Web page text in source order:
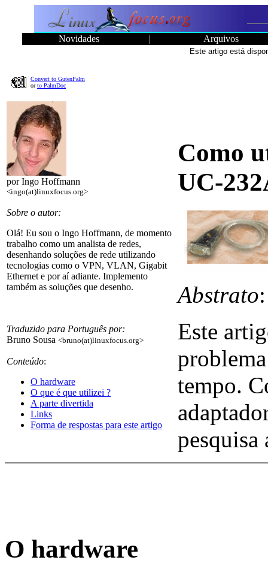
Novidades | Arquivos
Este artigo está
Convert to GutenPalm
orto PalmDoc
por Ingo Hoffmann
<ingo(at)linuxfocus.org>
Sobre o autor:
Olá! Eu sou o Ingo Hoffmann, de momento
trabalho como um analista de redes,
desenhando soluções de rede utilizando
tecnologias como o VPN, VLAN, Gigabit
Ethernet e por aí adiante. Implemento
também as soluções que desenho.
Traduzido para Português por:
Bruno Sousa <bruno(at)linuxfocus.org>
Conteúdo:
O hardware
O que é que utilizei ?
A parte divertida
Links
Forma de respostas para este artigo
Como
UC-
Abstrato:
Este
tempo.
pesquisa
O hardware